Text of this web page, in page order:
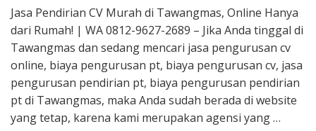
Jasa Pendirian CV Murah di Tawangmas, Online Hanya
dari Rumah! | WA 0812-9627-2689 – Jika Anda tinggal di
Tawangmas dan sedang mencari jasa pengurusan cv
online, biaya pengurusan pt, biaya pengurusan cv, jasa
pengurusan pendirian pt, biaya pengurusan pendirian
pt di Tawangmas, maka Anda sudah berada di website
yang tetap, karena kami merupakan agensi yang …